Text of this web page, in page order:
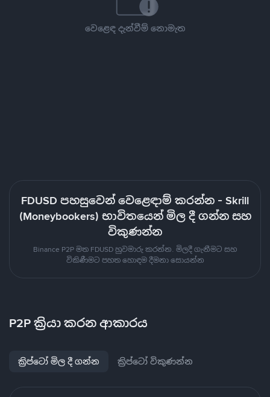
වෙළෙඳ දැන්වීම් නොමැත
FDUSD පහසුවෙන් වෙළෙඳාම් කරන්න - Skrill
(Moneybookers) භාවිතයෙන් මිල දී ගන්න සහ
විකුණන්න
Binance P2P මත FDUSD හුවමාරු කරන්න. මිලදී ගැනීමට සහ
විකිණීමට පහත හොඳම දීමනා සොයන්න
P2P ක්‍රියා කරන ආකාරය
ක්‍රිප්ටෝ මිල දී ගන්න ක්‍රිප්ටෝ විකුණන්න